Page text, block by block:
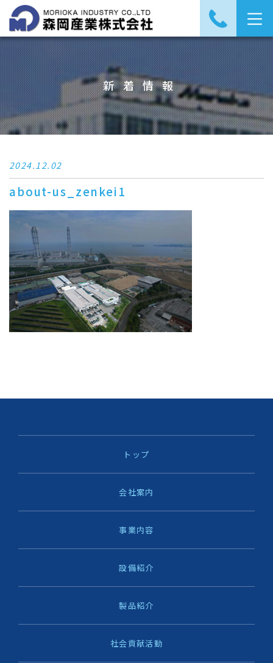
新着情報
2024.12.02
about-us_zenkei1
トップ
会社案内
事業内容
設備紹介
製品紹介
社会貢献活動